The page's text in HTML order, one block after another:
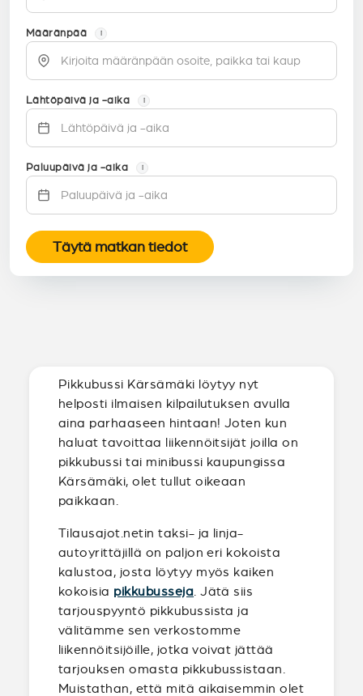
Määränpää i
Lähtöpäivä ja -aika i
Paluupäivä ja -aika i
Täytä matkan tiedot
Pikkubussi Kärsämäki löytyy nyt
helposti ilmaisen kilpailutuksen avulla
aina parhaaseen hintaan! Joten kun
haluat tavoittaa liikennöitsijät joilla on
pikkubussi tai minibussi kaupungissa
Kärsämäki, olet tullut oikeaan
paikkaan.
Tilausajot.netin taksi- ja linja-
autoyrittäjillä on paljon eri kokoista
kalustoa, josta löytyy myös kaiken
kokoisia pikkubusseja . Jätä siis
tarjouspyyntö pikkubussista ja
välitämme sen verkostomme
liikennöitsijöille, jotka voivat jättää
tarjouksen omasta pikkubussistaan.
Muistathan, että mitä aikaisemmin olet